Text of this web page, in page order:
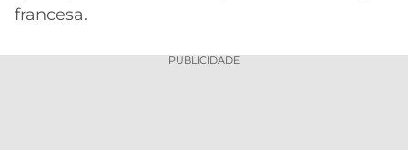
APPS
PREMIER
francesa.
PUBLICIDADE